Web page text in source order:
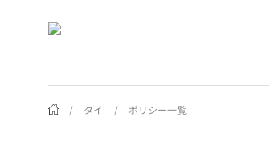
/ タイ / ポリシー一覧